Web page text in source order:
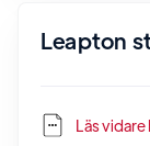
Leapton
Läs vidare